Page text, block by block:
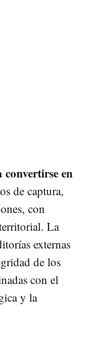
en
de captura,
con
La
externas
de los
con el
y la